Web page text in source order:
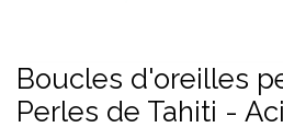
Boucles d'oreilles
Perles de Tahiti -